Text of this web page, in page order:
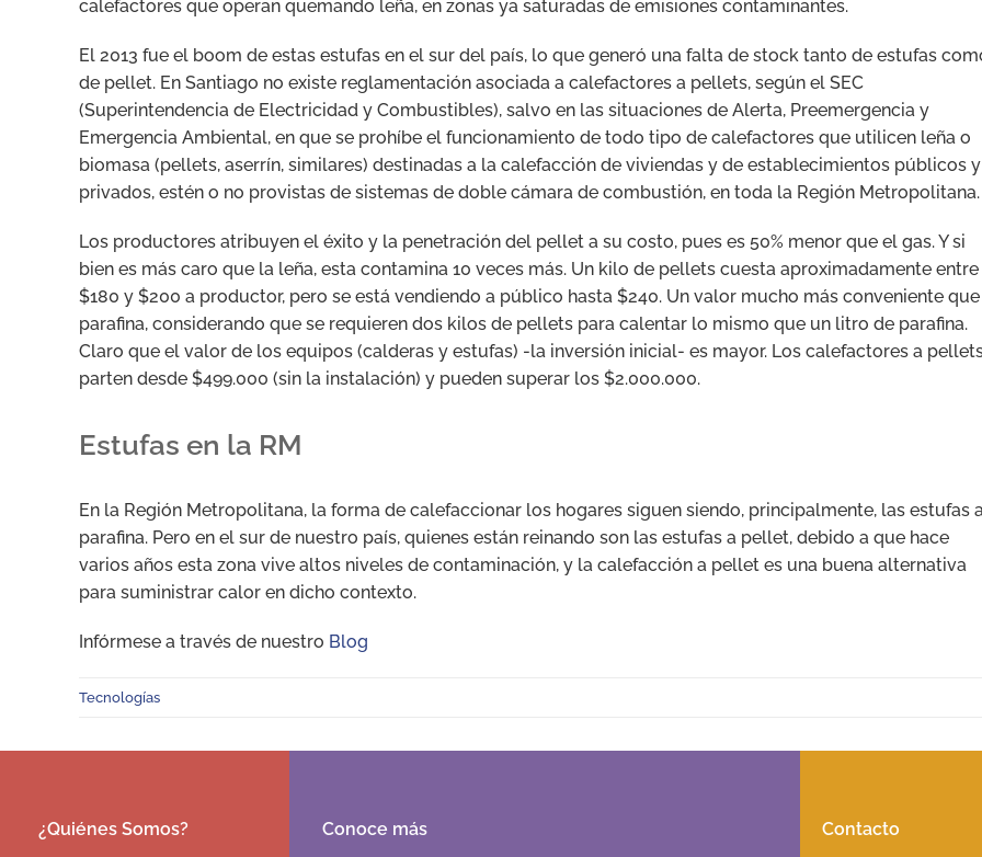
calefactores que operan quemando leña, en zonas ya saturadas de emisiones contaminantes.
El 2013 fue el boom de estas estufas en el sur del país, lo que generó una falta de stock tanto de estufas
de pellet. En Santiago no existe reglamentación asociada a calefactores a pellets, según el SEC
(Superintendencia de Electricidad y Combustibles), salvo en las situaciones de Alerta, Preemergencia y
Emergencia Ambiental, en que se prohíbe el funcionamiento de todo tipo de calefactores que utilicen leña o
biomasa (pellets, aserrín, similares) destinadas a la calefacción de viviendas y de establecimientos públicos y
privados, estén o no provistas de sistemas de doble cámara de combustión, en toda la Región Metropolitana.
Los productores atribuyen el éxito y la penetración del pellet a su costo, pues es 50% menor que el gas. Y si
bien es más caro que la leña, esta contamina 10 veces más. Un kilo de pellets cuesta aproximadamente entre
$180 y $200 a productor, pero se está vendiendo a público hasta $240. Un valor mucho más conveniente
parafina, considerando que se requieren dos kilos de pellets para calentar lo mismo que un litro de parafina.
Claro que el valor de los equipos (calderas y estufas) -la inversión inicial- es mayor. Los calefactores a
parten desde $499.000 (sin la instalación) y pueden superar los $2.000.000.
Estufas en la RM
En la Región Metropolitana, la forma de calefaccionar los hogares siguen siendo, principalmente, las estufas
parafina. Pero en el sur de nuestro país, quienes están reinando son las estufas a pellet, debido a que hace
varios años esta zona vive altos niveles de contaminación, y la calefacción a pellet es una buena alternativa
para suministrar calor en dicho contexto.
Infórmese a través de nuestro Blog
Tecnologías
¿Quiénes Somos? Conoce más Contacto